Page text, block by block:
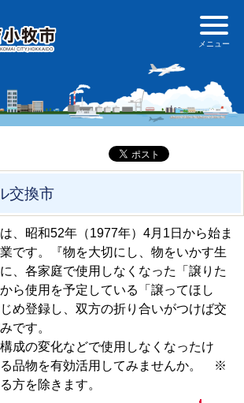
交換市
、昭和52年（1977年）4月1日から始ま
です。『物を大切にし、物をいかす生
、各家庭で使用しなくなった「譲りた
ら使用を予定している「譲ってほし
め登録し、双方の折り合いがつけば交
です。
成の変化などで使用しなくなったけ
る品物を有効活用してみませんか。 ※
方を除きます。